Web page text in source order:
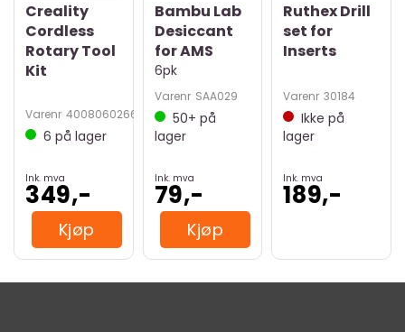
Creality
Cordless
Rotary Tool
Kit
Varenr 4008060266
6 på lager
Ink. mva
349,-
Kjøp
Bambu Lab
Desiccant
for AMS
6pk
Varenr SAA029
50+ på
lager
Ink. mva
79,-
Kjøp
Ruthex Drill
set for
Inserts
Varenr 30184
Ikke på
lager
Ink. mva
189,-